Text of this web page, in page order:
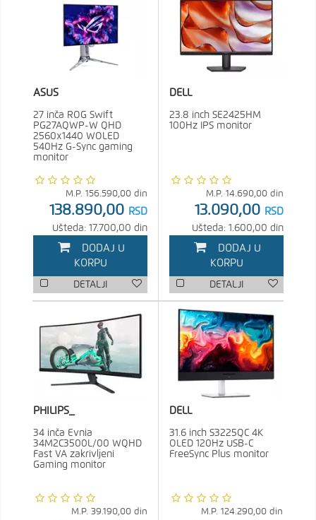
ASUS
27 inča ROG Swift
PG27AQWP-W QHD
2560x1440 WOLED
540Hz G-Sync gaming
monitor
M.P. 156.590,00 din
138.890,00 RSD
Ušteda: 17.700,00 din
DODAJ U
KORPU
DETALJI
DELL
23.8 inch SE2425HM
100Hz IPS monitor
M.P. 14.690,00 din
13.090,00 RSD
Ušteda: 1.600,00 din
DODAJ U
KORPU
DETALJI
PHILIPS_
34 inča Evnia
34M2C3500L/00 WQHD
Fast VA zakrivljeni
Gaming monitor
M.P. 39.190,00 din
DELL
31.6 inch S3225QC 4K
OLED 120Hz USB-C
FreeSync Plus monitor
M.P. 124.290,00 din